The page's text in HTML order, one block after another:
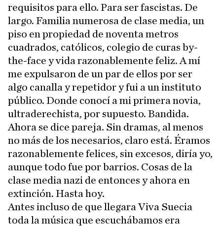
requisitos para ello. Para ser fascistas. De
largo. Familia numerosa de clase media, un
piso en propiedad de noventa metros
cuadrados, católicos, colegio de curas by-
the-face y vida razonablemente feliz. A mí
me expulsaron de un par de ellos por ser
algo canalla y repetidor y fui a un instituto
público. Donde conocí a mi primera novia,
ultraderechista, por supuesto. Bandida.
Ahora se dice pareja. Sin dramas, al menos
no más de los necesarios, claro está. Éramos
razonablemente felices, sin excesos, diría yo,
aunque todo fue por barrios. Cosas de la
clase media nazi de entonces y ahora en
extinción. Hasta hoy.
Antes incluso de que llegara Viva Suecia
toda la música que escuchábamos era